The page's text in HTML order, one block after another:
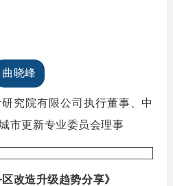
曲晓峰
究院有限公司执行董事 、中
市更新专业委员会理事
改造升级趋势分享》